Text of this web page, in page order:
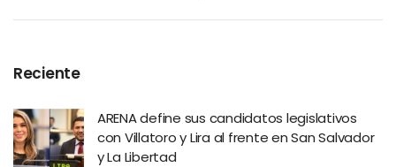
Reciente
ARENA define sus candidatos legislativos
con Villatoro y Lira al frente en San Salvador
y La Libertad